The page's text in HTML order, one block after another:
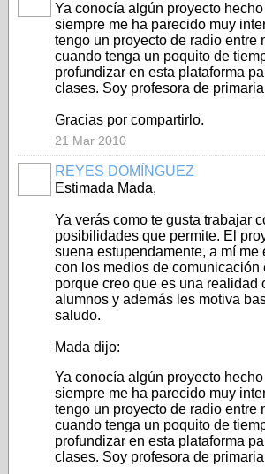
Ya conocía algún proyecto
siempre me ha parecido muy
tengo un proyecto de radio entre
cuando tenga un poquito de
profundizar en esta plataforma
clases. Soy profesora de
Gracias por compartirlo.
21 Mar 2010
REYES DOMÍNGUEZ
Estimada Mada,
Ya verás como te gusta trabajar
posibilidades que permite. El
suena estupendamente, a mí me
con los medios de comunicación
porque creo que es una realidad
alumnos y además les motiva
saludo.
Mada dijo:
Ya conocía algún proyecto
siempre me ha parecido muy
tengo un proyecto de radio entre
cuando tenga un poquito de
profundizar en esta plataforma
clases. Soy profesora de